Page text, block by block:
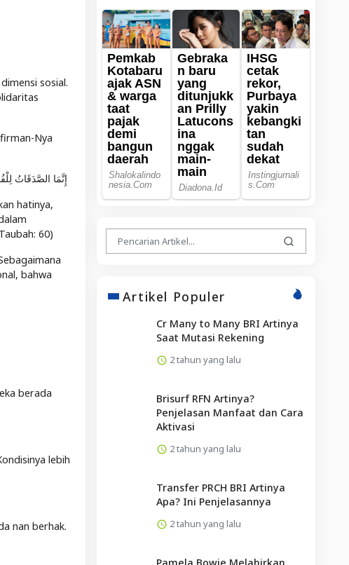
sosial.
Nya
إِنَّمَا الصَّدَقَاتُ
hatinya,
60)
bahwa
berada
lebih
nan berhak.
Artikel Populer
Cr Many to Many BRI Artinya
Saat Mutasi Rekening
2 tahun yang lalu
Brisurf RFN Artinya?
Penjelasan Manfaat dan Cara
Aktivasi
2 tahun yang lalu
Transfer PRCH BRI Artinya
Apa? Ini Penjelasannya
2 tahun yang lalu